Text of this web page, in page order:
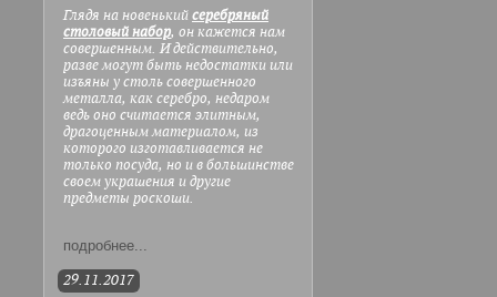
Глядя на новенький серебряный
столовый набор, он кажется нам
совершенным. И действительно,
разве могут быть недостатки или
изъяны у столь совершенного
металла, как серебро, недаром
ведь оно считается элитным,
драгоценным материалом, из
которого изготавливается не
только посуда, но и в большинстве
своем украшения и другие
предметы роскоши.
подробнее...
29.11.2017